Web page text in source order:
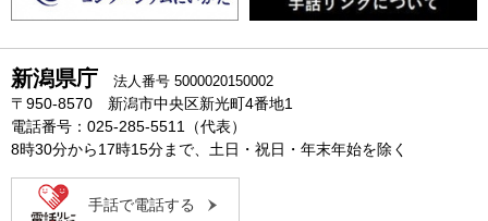
新潟県庁 法人番号 5000020150002
〒950-8570 新潟市中央区新光町4番地1
電話番号：025-285-5511（代表）
8時30分から17時15分まで、土日・祝日・年末年始を除く
手話で電話する